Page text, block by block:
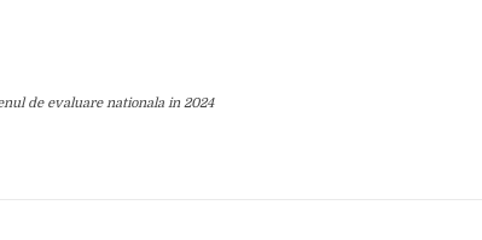
de evaluare nationala in 2024